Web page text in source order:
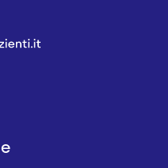
mano
spalla
biliare